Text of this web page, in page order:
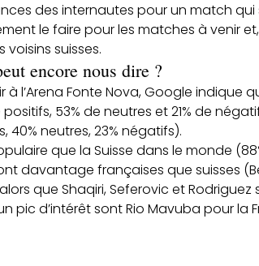
des internautes pour un match qui
le faire pour les matches à venir
suisses.
encore nous dire ?
l’Arena Fonte Nova, Google indique
53% de neutres et 21% de
40% neutres, 23% négatifs).
que la Suisse dans le monde
davantage françaises que suisses
que Shaqiri, Seferovic et Rodriguez
pic d’intérêt sont Rio Mavuba pour la